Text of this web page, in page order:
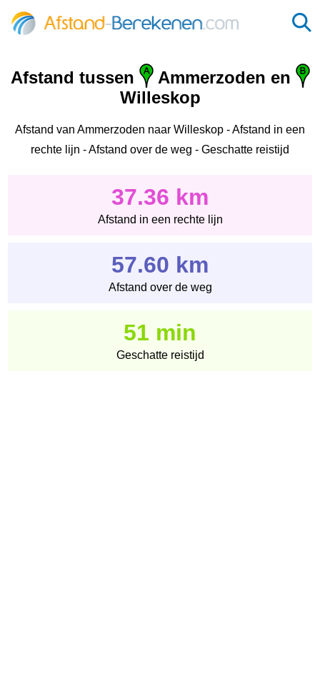
Afstand tussen
Ammerzoden en
Willeskop
Afstand van Ammerzoden naar Willeskop - Afstand in een
rechte lijn - Afstand over de weg - Geschatte reistijd
37.36 km
Afstand in een rechte lijn
57.60 km
Afstand over de weg
51 min
Geschatte reistijd